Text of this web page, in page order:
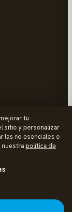
tu
sitio y personalizar
las no esenciales o
nuestra política de